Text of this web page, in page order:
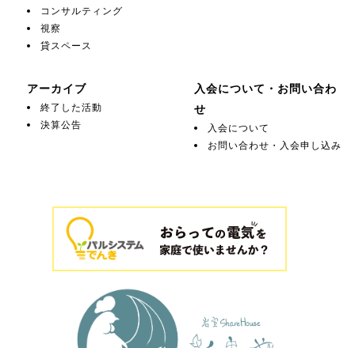
コンサルティング
視察
貸スペース
アーカイブ
終了した活動
決算公告
入会について・お問い合わ
せ
入会について
お問い合わせ・入会申し込み